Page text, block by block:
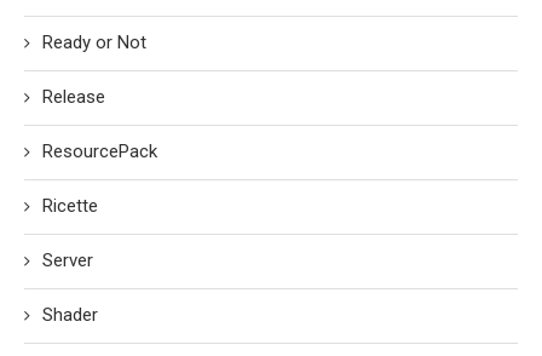
Ready or Not
Release
ResourcePack
Ricette
Server
Shader